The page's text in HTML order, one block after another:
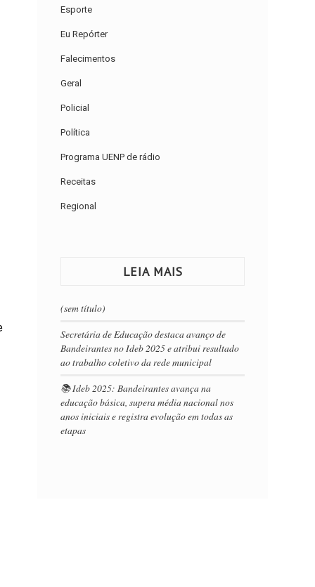
Esporte
Eu Repórter
Falecimentos
Geral
Policial
Política
Programa UENP de rádio
Receitas
Regional
LEIA MAIS
(sem título)
Secretária de Educação destaca avanço de
Bandeirantes no Ideb 2025 e atribui resultado
ao trabalho coletivo da rede municipal
📚 Ideb 2025: Bandeirantes avança na
educação básica, supera média nacional nos
anos iniciais e registra evolução em todas as
etapas